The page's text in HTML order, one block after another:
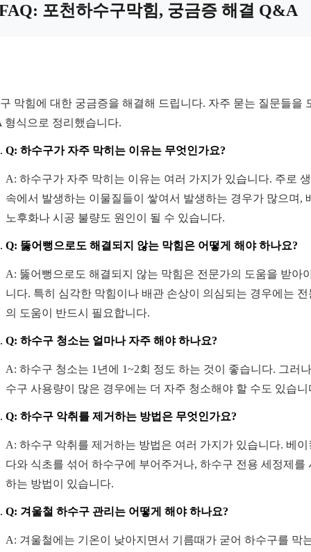
포천하수구막힘, 궁금증 해결 Q&A
막힘에 대한 궁금증을 해결해 드립니다. 자주 묻는 질문들을
형식으로 정리했습니다.
Q: 하수구가 자주 막히는 이유는 무엇인가요?
A: 하수구가 자주 막히는 이유는 여러 가지가 있습니다. 주로
속에서 발생하는 이물질들이 쌓여서 발생하는 경우가 많으며,
노후화나 시공 불량도 원인이 될 수 있습니다.
Q: 뚫어뻥으로도 해결되지 않는 막힘은 어떻게 해야 하나요?
A: 뚫어뻥으로도 해결되지 않는 막힘은 전문가의 도움을 받아
니다. 특히 심각한 막힘이나 배관 손상이 의심되는 경우에는 전
의 도움이 반드시 필요합니다.
Q: 하수구 청소는 얼마나 자주 해야 하나요?
A: 하수구 청소는 1년에 1~2회 정도 하는 것이 좋습니다. 그러
수구 사용량이 많은 경우에는 더 자주 청소해야 할 수도 있습니
Q: 하수구 악취를 제거하는 방법은 무엇인가요?
A: 하수구 악취를 제거하는 방법은 여러 가지가 있습니다. 베이
다와 식초를 섞어 하수구에 부어주거나, 하수구 전용 세정제를
하는 방법이 있습니다.
Q: 겨울철 하수구 관리는 어떻게 해야 하나요?
A: 겨울철에는 기온이 낮아지면서 기름때가 굳어 하수구를 막